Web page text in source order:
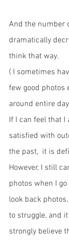
And the number
dramatically
think that way.
( I sometimes
few good photos
around entire
If I can feel that
satisfied with
the past,  it is
However, I still
photos when I
look back
to struggle, and
strongly believe